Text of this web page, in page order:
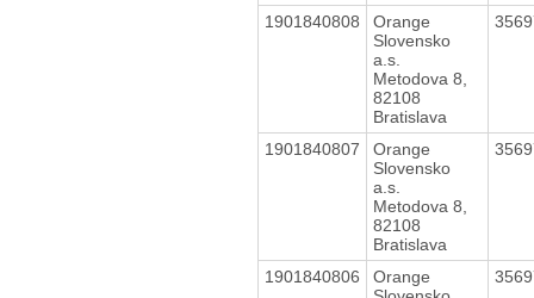
1901840808
Orange
Slovensko
a.s.
Metodova 8,
82108
Bratislava
1901840807
Orange
Slovensko
a.s.
Metodova 8,
82108
Bratislava
1901840806
Orange